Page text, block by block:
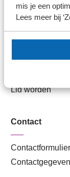
mis je een
Lees meer bij
Handige links
Veilig
SRA-
Lid worden
Contact
Contactformulier